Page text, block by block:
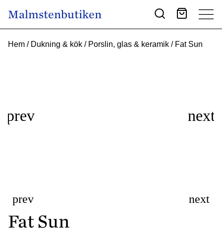
Main Navigation
Malmstenbutiken
Hem / Dukning & kök / Porslin, glas & keramik / Fat Sun
Fat Sun